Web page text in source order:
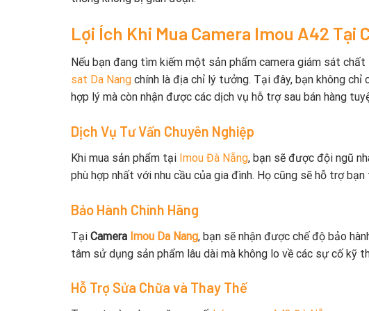
Lợi Ích Khi Mua Camera Imou A42 Tại
Nếu bạn đang tìm kiếm một sản phẩm camera giám sát
sat Da Nang chính là địa chỉ lý tưởng. Tại đây, bạn không chỉ
hợp lý mà còn nhận được các dịch vụ hỗ trợ sau bán hàng
Dịch Vụ Tư Vấn Chuyên Nghiệp
Khi mua sản phẩm tại Imou Đà Nẵng, bạn sẽ được đội ngũ
phù hợp nhất với nhu cầu của gia đình. Họ cũng sẽ hỗ trợ
Bảo Hành Chính Hãng
Tại Camera Imou Da Nang, bạn sẽ nhận được chế độ bảo
tâm sử dụng sản phẩm lâu dài mà không lo về các sự cố kỹ
Hỗ Trợ Sửa Chữa và Thay Thế